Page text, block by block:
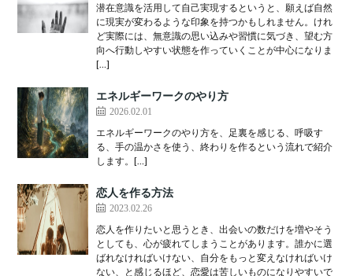
潜在意識を活用して自己実現するというと、願えば自然
に現実が変わるような印象を持つかもしれません。けれ
ど実際には、無意識の思い込みや習慣に気づき、望む方
向へ行動しやすい状態を作っていくことが中心になりま
[…]
エネルギーワークのやり方
2026.02.01
エネルギーワークのやり方を、足裏を感じる、呼吸す
る、手の温かさを使う、終わりを作るという流れで紹介
します。[…]
恋人を作る方法
2023.02.26
恋人を作りたいと思うとき、出会いの数だけを増やそう
としても、心が疲れてしまうことがあります。誰かに選
ばれなければいけない、自分をもっと変えなければいけ
ない、と感じるほど、恋愛は苦しいものになりやすいで